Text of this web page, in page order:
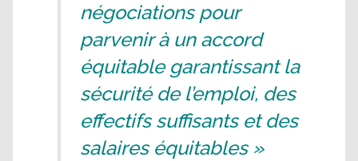
négociations pour
parvenir à un accord
équitable garantissant la
sécurité de l’emploi, des
effectifs suffisants et des
salaires équitables »